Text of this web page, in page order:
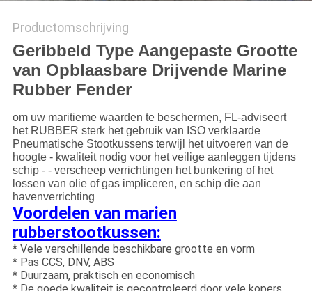
Productomschrijving
Geribbeld Type Aangepaste Grootte
van Opblaasbare Drijvende Marine
Rubber Fender
om uw maritieme waarden te beschermen, FL-adviseert
het RUBBER sterk het gebruik van ISO verklaarde
Pneumatische Stootkussens terwijl het uitvoeren van de
hoogte - kwaliteit nodig voor het veilige aanleggen tijdens
schip - - verscheep verrichtingen het bunkering of het
lossen van olie of gas impliceren, en schip die aan
havenverrichting
Voordelen van marien
rubberstootkussen:
* Vele verschillende beschikbare grootte en vorm
* Pas CCS, DNV, ABS
* Duurzaam, praktisch en economisch